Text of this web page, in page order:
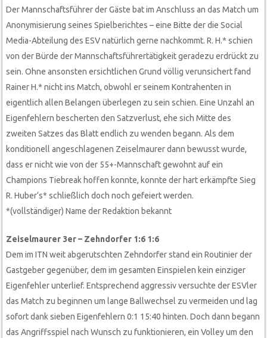
Der Mannschaftsführer der Gäste bat im Anschluss an das Match um
Anonymisierung seines Spielberichtes – eine Bitte der die Social
Media-Abteilung des ESV natürlich gerne nachkommt. R. H.* schien
von der Bürde der Mannschaftsführertätigkeit geradezu erdrückt zu
sein. Ohne ansonsten ersichtlichen Grund völlig verunsichert fand
Rainer H.* nicht ins Match, obwohl er seinem Kontrahenten in
eigentlich allen Belangen überlegen zu sein schien. Eine Unzahl an
Eigenfehlern bescherten den Satzverlust, ehe sich Mitte des
zweiten Satzes das Blatt endlich zu wenden begann. Als dem
konditionell angeschlagenen Zeiselmaurer dann bewusst wurde,
dass er nicht wie von der 55+-Mannschaft gewohnt auf ein
Champions Tiebreak hoffen konnte, konnte der hart erkämpfte Sieg
R. Huber‘s* schließlich doch noch gefeiert werden.
*(vollständiger) Name der Redaktion bekannt
Zeiselmaurer 3er – Zehndorfer 1:6 1:6
Dem im ITN weit abgerutschten Zehndorfer stand ein Routinier der
Gastgeber gegenüber, dem im gesamten Einspielen kein einziger
Eigenfehler unterlief. Entsprechend aggressiv versuchte der ESVler
das Match zu beginnen um lange Ballwechsel zu vermeiden und lag
sofort dank sieben Eigenfehlern 0:1 15:40 hinten. Doch dann begann
das Angriffsspiel nach Wunsch zu funktionieren, ein Volley um den